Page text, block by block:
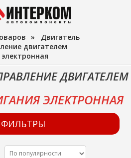
» Двигатель
двигателем
ДВИГАТЕЛЕМ
ЭЛЕКТРОННАЯ
ФИЛЬТРЫ